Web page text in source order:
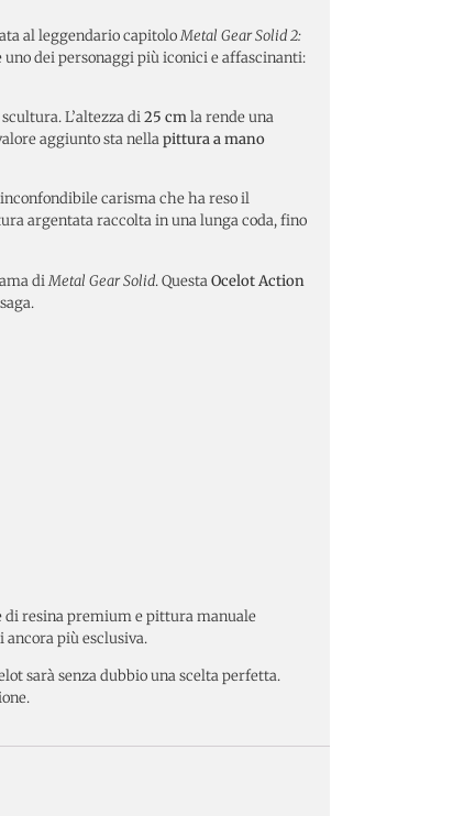
al leggendario capitoloMetal Gear Solid 2:
dei personaggi più iconici e affascinanti:
L’altezza di25 cmla rende una
aggiunto sta nellapittura a mano
carisma che ha reso il
argentata raccolta in una lunga coda, fino
diMetal Gear Solid. QuestaOcelot Action
di resina premium e pittura manuale
più esclusiva.
sarà senza dubbio una scelta perfetta.